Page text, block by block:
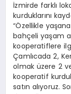
İzmirde farklı
kurduklarını
“Özellikle
bahçeli yaşam
kooperatiflere
Çamlıcada 2,
olmak üzere 2
kooperatif
satın alıyoruz.